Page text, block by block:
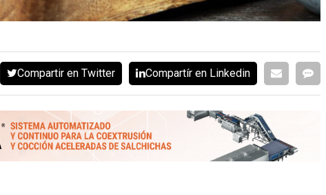
Compartir en Twitter Compartír en Linkedin